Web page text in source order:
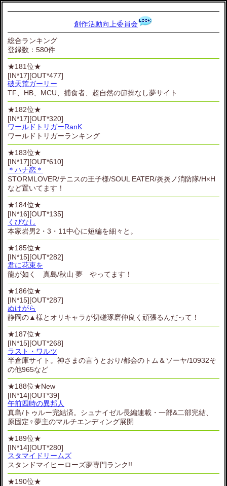
創作活動向上委員会
総合ランキング
登録数：580件
★181位★
[IN*17][OUT*477]
破天荒ガーリー
TF、HB、MCU、捕食者、超自然の節操なし夢サイト
★182位★
[IN*17][OUT*320]
ワールドトリガーRanK
ワールドトリガーランキング
★183位★
[IN*17][OUT*610]
＊ハナ恋＊
STORMLOVER/テニスの王子様/SOUL EATER/炎炎ノ消防隊/H×H
など置いてます！
★184位★
[IN*16][OUT*135]
くびなし
本家岩男2・3・11中心に短編を細々と。
★185位★
[IN*15][OUT*282]
君に花束を
龍が如く 真島/秋山 夢 やってます！
★186位★
[IN*15][OUT*287]
ぬけがら
静岡の▲様とオリキャラが切磋琢磨仲良く頑張るんだって！
★187位★
[IN*15][OUT*268]
ラスト・ワルツ
半倉庫サイト。神さまの言うとおり/都会のトム＆ソーヤ/10932そ
の他965など
★188位★New
[IN*14][OUT*39]
午前四時の異邦人
真島/トゥルー完結済。シュナイゼル長編連載・一部&二部完結、
原固定♀夢主のマルチエンディング展開
★189位★
[IN*14][OUT*280]
スタマイドリームズ
スタンドマイヒーローズ夢専門ランク!!
★190位★